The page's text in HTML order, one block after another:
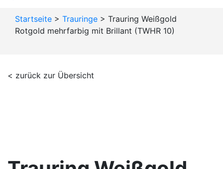
Startseite > Trauringe > Trauring Weißgold
Rotgold mehrfarbig mit Brillant (TWHR 10)
< zurück zur Übersicht